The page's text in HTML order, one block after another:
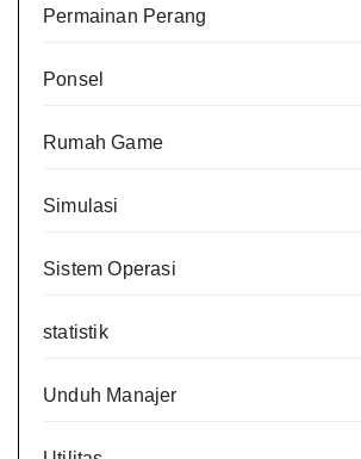
Permainan Perang
Ponsel
Rumah Game
Simulasi
Sistem Operasi
statistik
Unduh Manajer